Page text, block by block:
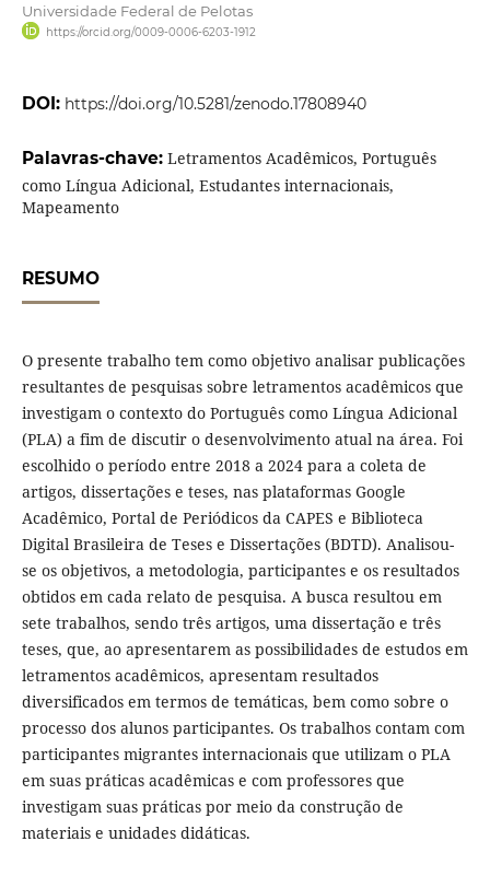
Universidade Federal de Pelotas
https://orcid.org/0009-0006-6203-1912
DOI: https://doi.org/10.5281/zenodo.17808940
Palavras-chave: Letramentos Acadêmicos, Português
como Língua Adicional, Estudantes internacionais,
Mapeamento
RESUMO
O presente trabalho tem como objetivo analisar publicações
resultantes de pesquisas sobre letramentos acadêmicos que
investigam o contexto do Português como Língua Adicional
(PLA) a fim de discutir o desenvolvimento atual na área. Foi
escolhido o período entre 2018 a 2024 para a coleta de
artigos, dissertações e teses, nas plataformas Google
Acadêmico, Portal de Periódicos da CAPES e Biblioteca
Digital Brasileira de Teses e Dissertações (BDTD). Analisou-
se os objetivos, a metodologia, participantes e os resultados
obtidos em cada relato de pesquisa. A busca resultou em
sete trabalhos, sendo três artigos, uma dissertação e três
teses, que, ao apresentarem as possibilidades de estudos em
letramentos acadêmicos, apresentam resultados
diversificados em termos de temáticas, bem como sobre o
processo dos alunos participantes. Os trabalhos contam com
participantes migrantes internacionais que utilizam o PLA
em suas práticas acadêmicas e com professores que
investigam suas práticas por meio da construção de
materiais e unidades didáticas.